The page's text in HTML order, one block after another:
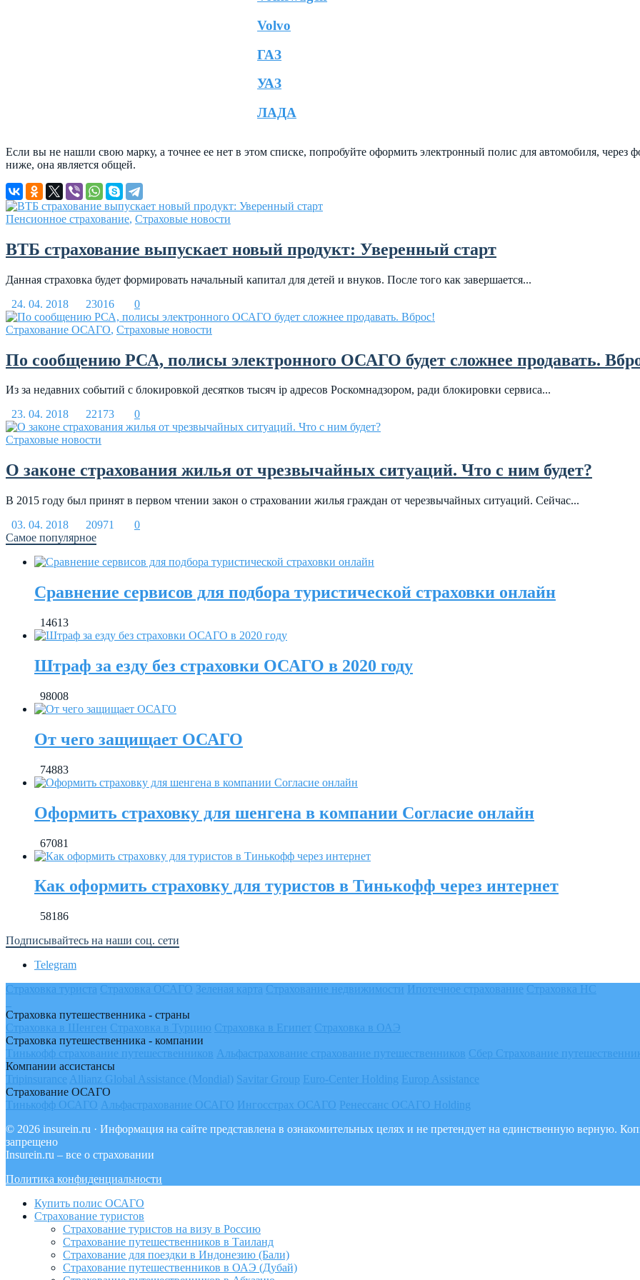
Volvo
ГАЗ
УАЗ
ЛАДА
Если вы не нашли свою марку, а точнее ее нет в этом списке, попробуйте оформить электронный полис для автомобиля, через
ниже, она является общей.
Пенсионное страхование, Страховые новости
ВТБ страхование выпускает новый продукт: Уверенный старт
Данная страховка будет формировать начальный капитал для детей и внуков. После того как завершается...
24. 04. 2018
23016 0
Страхование ОСАГО, Страховые новости
По сообщению РСА, полисы электронного ОСАГО будет сложнее продавать.
Из за недавних событий с блокировкой десятков тысяч ip адресов Роскомнадзором, ради блокировки сервиса...
23. 04. 2018
22173 0
Страховые новости
О законе страхования жилья от чрезвычайных ситуаций. Что с ним будет?
В 2015 году был принят в первом чтении закон о страховании жилья граждан от черезвычайных ситуаций. Сейчас...
03. 04. 2018
20971
0
Самое популярное
Сравнение сервисов для подбора туристической страховки онлайн
14613
Штраф за езду без страховки ОСАГО в 2020 году
98008
От чего защищает ОСАГО
74883
Оформить страховку для шенгена в компании Согласие онлайн
67081
Как оформить страховку для туристов в Тинькофф через интернет
58186
Подписывайтесь на наши соц. сети
Telegram
Страховка туриста Страховка ОСАГО Зеленая карта Страхование недвижимости Ипотечное страхование Страховка НС
Страховка путешественника - страны
Страховка в Шенген Страховка в Турцию Страховка в Египет Страховка в ОАЭ
Страховка путешественника - компании
Тинькофф страхование путешественников Альфастрахование страхование путешественников Сбер Страхование
Компании ассистансы
Tripinsurance Allianz Global Assistance (Mondial) Savitar Group Euro-Center Holding Europ Assistance
Страхование ОСАГО
Тинькофф ОСАГО Альфастрахование ОСАГО Ингосстрах ОСАГО Ренессанс ОСАГО Holding
© 2026 insurein.ru · Информация на сайте представлена в ознакомительных целях и не претендует на единственную верную.
запрещено
Insurein.ru – все о страховании
Политика конфиденциальности
Купить полис ОСАГО
Страхование туристов
Страхование туристов на визу в Россию
Страхование путешественников в Таиланд
Страхование для поездки в Индонезию (Бали)
Страхование путешественников в ОАЭ (Дубай)